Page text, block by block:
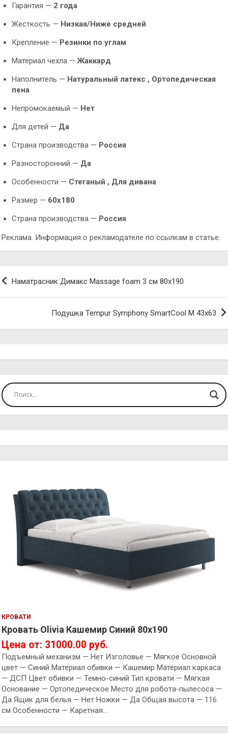
Гарантия — 2 года
Жесткость — Низкая/Ниже средней
Крепление — Резинки по углам
Материал чехла — Жаккард
Наполнитель — Натуральный латекс , Ортопедическая
пена
Непромокаемый — Нет
Для детей — Да
Страна производства — Россия
Разносторонний — Да
Особенности — Стеганый , Для дивана
Размер — 60х180
Страна производства — Россия
Реклама. Информация о рекламодателе по ссылкам в статье.
Наматрасник Димакс Massage foam 3 см 80х190
Подушка Tempur Symphony SmartCool M 43х63
КРОВАТИ
Кровать Olivia Кашемир Синий 80х190
Цена от: 31000.00 руб.
Подъемный механизм — Нет Изголовье — Мягкое Основной
цвет — Синий Материал обивки — Кашемир Материал каркаса
— ДСП Цвет обивки — Темно-синий Тип кровати — Мягкая
Основание — Ортопедическое Место для робота-пылесоса —
Да Ящик для белья — Нет Ножки — Да Общая высота — 116
см Особенности — Каретная…